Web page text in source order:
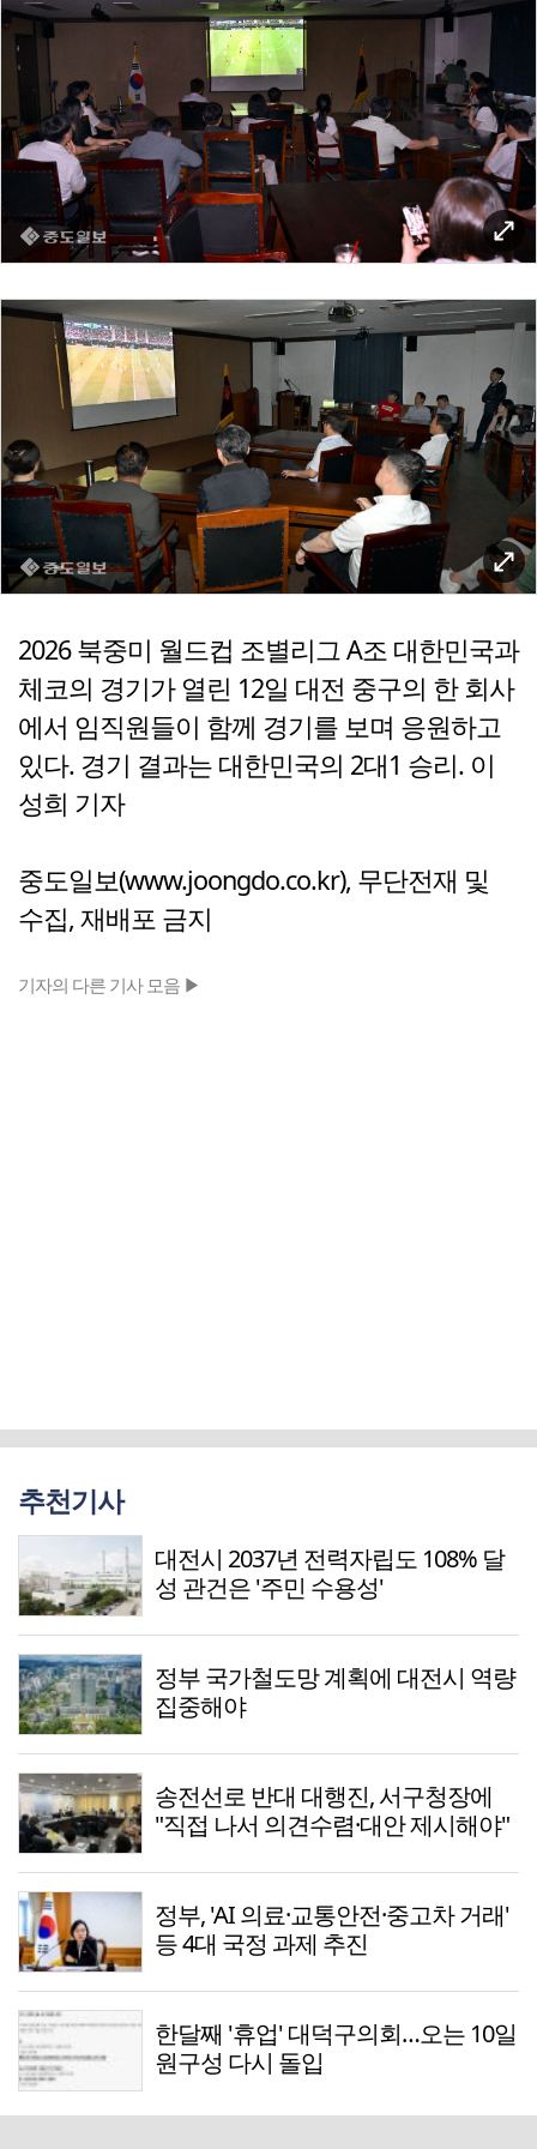
2026 북중미 월드컵 조별리그 A조 대한민국과
체코의 경기가 열린 12일 대전 중구의 한 회사
에서 임직원들이 함께 경기를 보며 응원하고
있다. 경기 결과는 대한민국의 2대1 승리. 이
성희 기자
중도일보(www.joongdo.co.kr), 무단전재 및
수집, 재배포 금지
기자의 다른 기사 모음 ▶
추천기사
대전시 2037년 전력자립도 108% 달
성 관건은 '주민 수용성'
정부 국가철도망 계획에 대전시 역량
집중해야
송전선로 반대 대행진, 서구청장에
"직접 나서 의견수렴·대안 제시해야"
정부, 'AI 의료·교통안전·중고차 거래'
등 4대 국정 과제 추진
한달째 '휴업' 대덕구의회…오는 10일
원구성 다시 돌입